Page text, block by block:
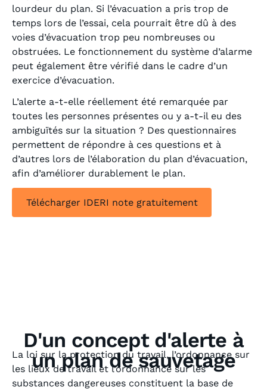
lourdeur du plan. Si l’évacuation a pris trop de
temps lors de l’essai, cela pourrait être dû à des
voies d’évacuation trop peu nombreuses ou
obstruées. Le fonctionnement du système d’alarme
peut également être vérifié dans le cadre d’un
exercice d’évacuation.
L’alerte a-t-elle réellement été remarquée par
toutes les personnes présentes ou y a-t-il eu des
ambiguïtés sur la situation ? Des questionnaires
permettent de répondre à ces questions et à
d’autres lors de l’élaboration du plan d’évacuation,
afin d’améliorer durablement le plan.
Télécharger IDERI note gratuitement
D'un concept d'alerte à
un plan de sauvetage
La loi sur la protection du travail, l’ordonnance sur
les lieux de travail et l’ordonnance sur les
substances dangereuses constituent la base de